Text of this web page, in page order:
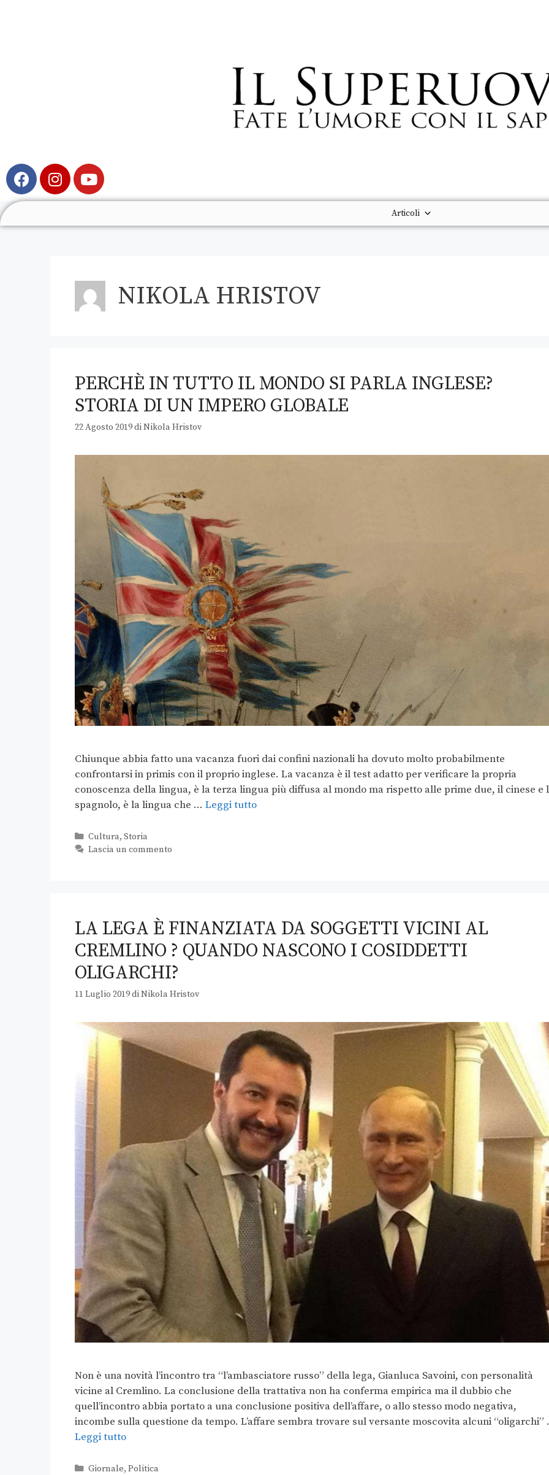
Articoli
NIKOLA HRISTOV
PERCHÈ IN TUTTO IL MONDO SI PARLA INGLESE?
STORIA DI UN IMPERO GLOBALE
22 Agosto 2019diNikola Hristov
Chiunque abbia fatto una vacanza fuori dai confini nazionali ha dovuto molto probabilmente
confrontarsi in primis con il proprio inglese. La vacanza è il test adatto per verificare la propria
conoscenza della lingua, è la terza lingua più diffusa al mondo ma rispetto alle prime due, il cinese e
spagnolo, è la lingua che … Leggi tutto
Cultura, Storia
Lascia un commento
LA LEGA È FINANZIATA DA SOGGETTI VICINI AL
CREMLINO ? QUANDO NASCONO I COSIDDETTI
OLIGARCHI?
11 Luglio 2019diNikola Hristov
Non è una novità l’incontro tra “l’ambasciatore russo” della lega, Gianluca Savoini, con personalità
vicine al Cremlino. La conclusione della trattativa non ha conferma empirica ma il dubbio che
quell’incontro abbia portato a una conclusione positiva dell’affare, o allo stesso modo negativa,
incombe sulla questione da tempo. L’affare sembra trovare sul versante moscovita alcuni
Leggi tutto
Giornale, Politica